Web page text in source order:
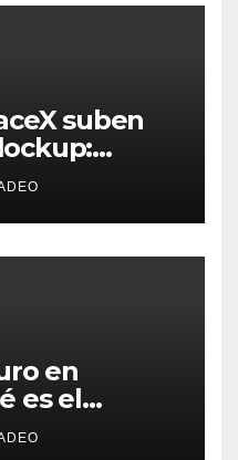
suben
llegar
en
es el
and